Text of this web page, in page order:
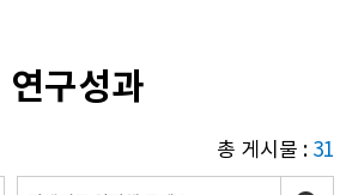
연구성과
총 게시물 : 31